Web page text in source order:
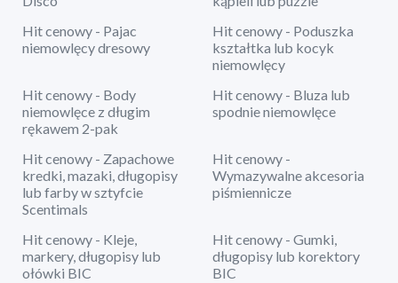
Hit cenowy - Pajac
niemowlęcy dresowy
Hit cenowy - Poduszka
kształtka lub kocyk
niemowlęcy
Hit cenowy - Body
niemowlęce z długim
rękawem 2-pak
Hit cenowy - Bluza lub
spodnie niemowlęce
Hit cenowy - Zapachowe
kredki, mazaki, długopisy
lub farby w sztyfcie
Scentimals
Hit cenowy -
Wymazywalne akcesoria
piśmiennicze
Hit cenowy - Kleje,
markery, długopisy lub
ołówki BIC
Hit cenowy - Gumki,
długopisy lub korektory
BIC